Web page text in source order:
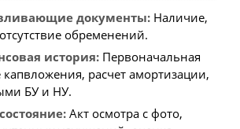
документы: Наличие,
обременений.
история: Первоначальная
капвложения, расчет амортизации,
БУ и НУ.
Акт осмотра с фото,